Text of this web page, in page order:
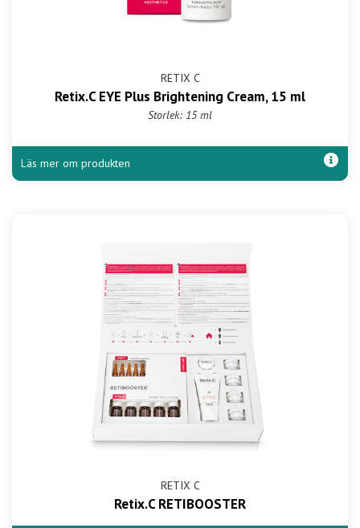
RETIX C
Retix.C EYE Plus Brightening Cream, 15 ml
Storlek: 15 ml
Läs mer om produkten
RETIX C
Retix.C RETIBOOSTER